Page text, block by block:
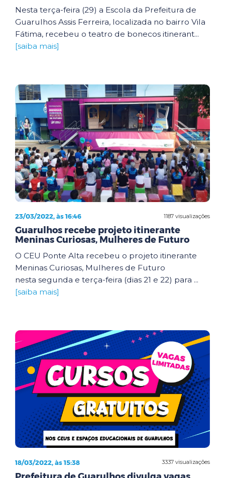
Nesta terça-feira (29) a Escola da Prefeitura de
Guarulhos Assis Ferreira, localizada no bairro Vila
Fátima, recebeu o teatro de bonecos itinerant...
[saiba mais]
1187 visualizações
23/03/2022, às 16:46
Guarulhos recebe projeto itinerante
Meninas Curiosas, Mulheres de Futuro
O CEU Ponte Alta recebeu o projeto itinerante
Meninas Curiosas, Mulheres de Futuro
nesta segunda e terça-feira (dias 21 e 22) para ...
[saiba mais]
3337 visualizações
18/03/2022, às 15:38